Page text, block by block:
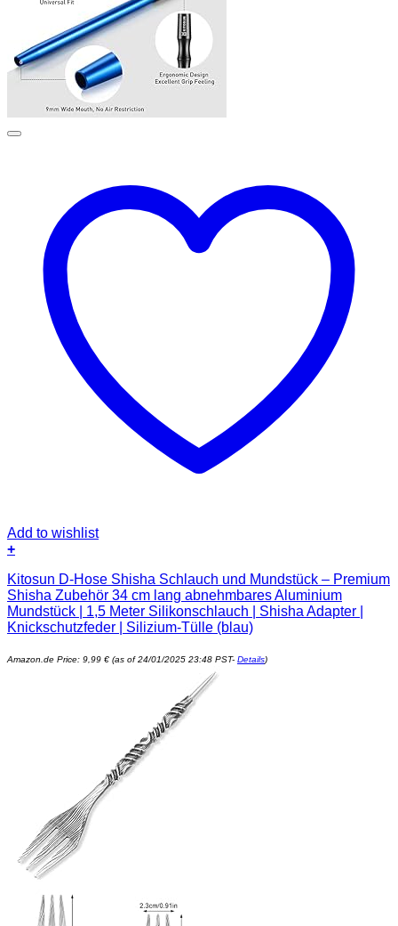
Add to wishlist
+
Kitosun D-Hose Shisha Schlauch und Mundstück – Premium
Shisha Zubehör 34 cm lang abnehmbares Aluminium
Mundstück | 1,5 Meter Silikonschlauch | Shisha Adapter |
Knickschutzfeder | Silizium-Tülle (blau)
Amazon.de Price: 9,99 € (as of 24/01/2025 23:48 PST- Details)